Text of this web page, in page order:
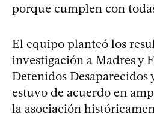
porque cumplen con
El equipo planteó los
investigación a Madres y
Detenidos Desaparecidos
estuvo de acuerdo en
la asociación